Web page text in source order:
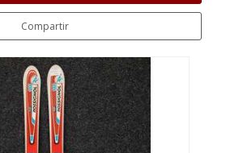
Compartir